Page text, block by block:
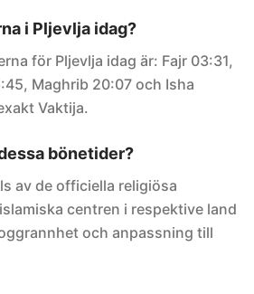
i Pljevlja idag?
för Pljevlja idag är: Fajr 03:31,
Maghrib 20:07 och Isha
Vaktija.
bönetider?
av de officiella religiösa
centren i respektive land
och anpassning till